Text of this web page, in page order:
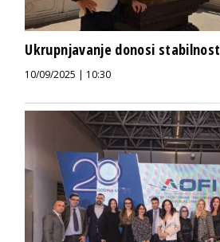
Ukrupnjavanje donosi stabilnost
10/09/2025 | 10:30